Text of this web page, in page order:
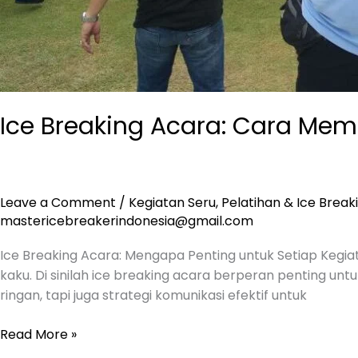
Ice Breaking Acara: Cara
Leave a Comment / Kegiatan Seru, Pelatihan & Ice
mastericebreakerindonesia@gmail.com
Ice Breaking Acara: Mengapa Penting untuk Setiap
kaku. Di sinilah ice breaking acara berperan penting
ringan, tapi juga strategi komunikasi efektif untuk
Read More »